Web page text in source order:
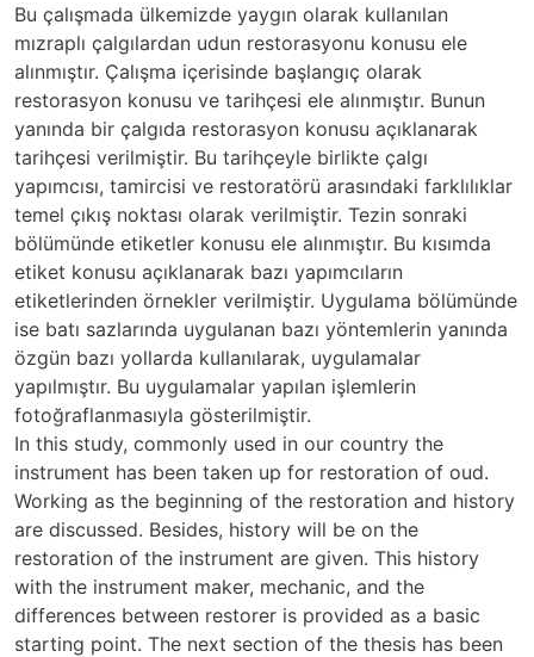
Bu çalışmada ülkemizde yaygın olarak kullanılan
mızraplı çalgılardan udun restorasyonu konusu ele
alınmıştır. Çalışma içerisinde başlangıç olarak
restorasyon konusu ve tarihçesi ele alınmıştır. Bunun
yanında bir çalgıda restorasyon konusu açıklanarak
tarihçesi verilmiştir. Bu tarihçeyle birlikte çalgı
yapımcısı, tamircisi ve restoratörü arasındaki farklılıklar
temel çıkış noktası olarak verilmiştir. Tezin sonraki
bölümünde etiketler konusu ele alınmıştır. Bu kısımda
etiket konusu açıklanarak bazı yapımcıların
etiketlerinden örnekler verilmiştir. Uygulama bölümünde
ise batı sazlarında uygulanan bazı yöntemlerin yanında
özgün bazı yollarda kullanılarak, uygulamalar
yapılmıştır. Bu uygulamalar yapılan işlemlerin
fotoğraflanmasıyla gösterilmiştir.
In this study, commonly used in our country the
instrument has been taken up for restoration of oud.
Working as the beginning of the restoration and history
are discussed. Besides, history will be on the
restoration of the instrument are given. This history
with the instrument maker, mechanic, and the
differences between restorer is provided as a basic
starting point. The next section of the thesis has been